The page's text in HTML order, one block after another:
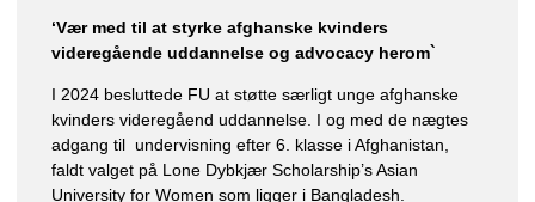
‘Vær med til at styrke afghanske kvinders
videregående uddannelse og advocacy herom`
I 2024 besluttede FU at støtte særligt unge afghanske
kvinders videregåend uddannelse. I og med de nægtes
adgang til undervisning efter 6. klasse i Afghanistan,
faldt valget på Lone Dybkjær Scholarship’s Asian
University for Women som ligger i Bangladesh.